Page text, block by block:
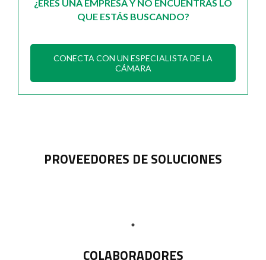
¿ERES UNA EMPRESA Y NO ENCUENTRAS LO
QUE ESTÁS BUSCANDO?
CONECTA CON UN ESPECIALISTA DE LA
CÁMARA
PROVEEDORES DE SOLUCIONES
COLABORADORES